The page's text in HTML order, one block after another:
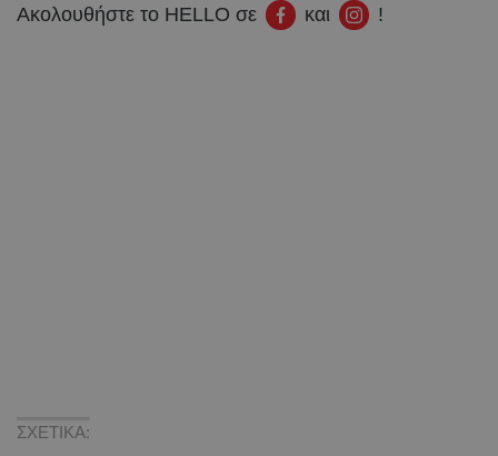
Ακολουθήστε το HELLO σε και !
ΣΧΕΤΙΚΑ: